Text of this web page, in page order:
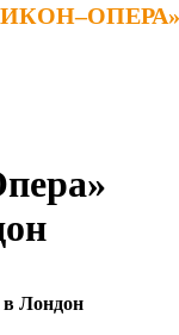
в Лондон